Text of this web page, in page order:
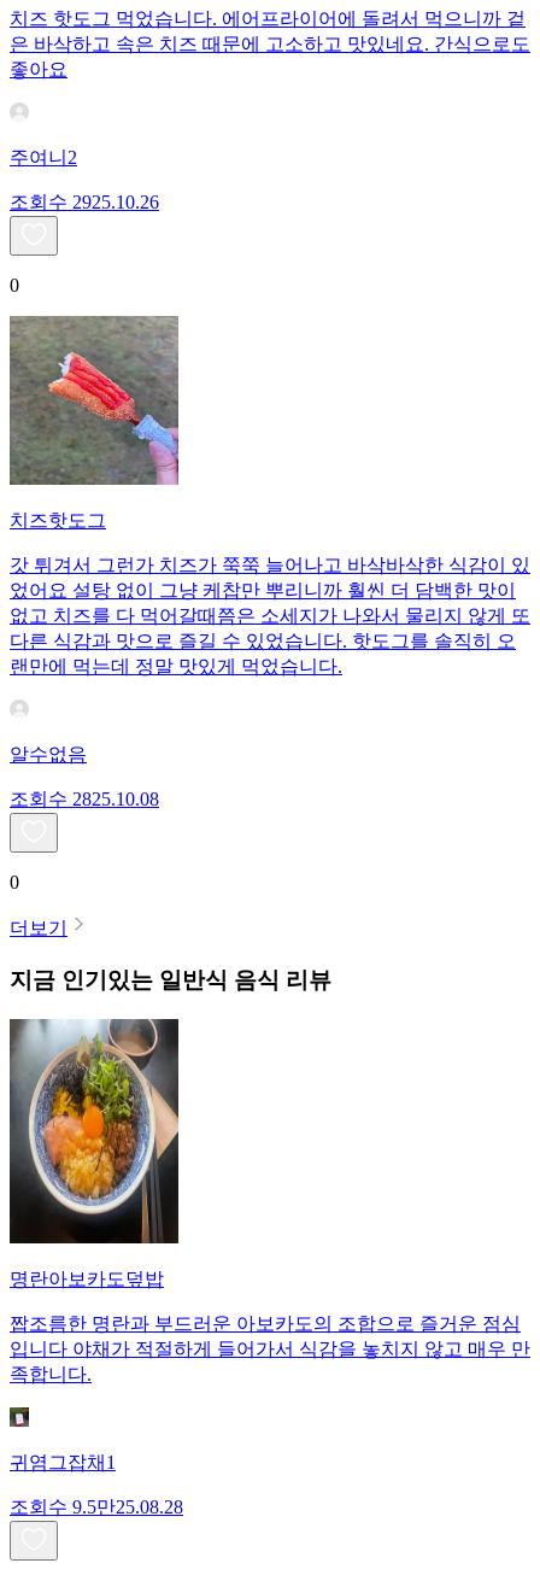
치즈 핫도그 먹었습니다. 에어프라이어에 돌려서 먹으니까 겉
은 바삭하고 속은 치즈 때문에 고소하고 맛있네요. 간식으로도
좋아요
주여니2
조회수 2925.10.26
0
치즈핫도그
갓 튀겨서 그런가 치즈가 쭉쭉 늘어나고 바삭바삭한 식감이 있
었어요 설탕 없이 그냥 케찹만 뿌리니까 훨씬 더 담백한 맛이
없고 치즈를 다 먹어갈때쯤은 소세지가 나와서 물리지 않게 또
다른 식감과 맛으로 즐길 수 있었습니다. 핫도그를 솔직히 오
랜만에 먹는데 정말 맛있게 먹었습니다.
알수없음
조회수 2825.10.08
0
더보기
지금 인기있는 일반식 음식 리뷰
명란아보카도덮밥
짭조름한 명란과 부드러운 아보카도의 조합으로 즐거운 점심
입니다 야채가 적절하게 들어가서 식감을 놓치지 않고 매우 만
족합니다.
귀염그잡채1
조회수 9.5만25.08.28